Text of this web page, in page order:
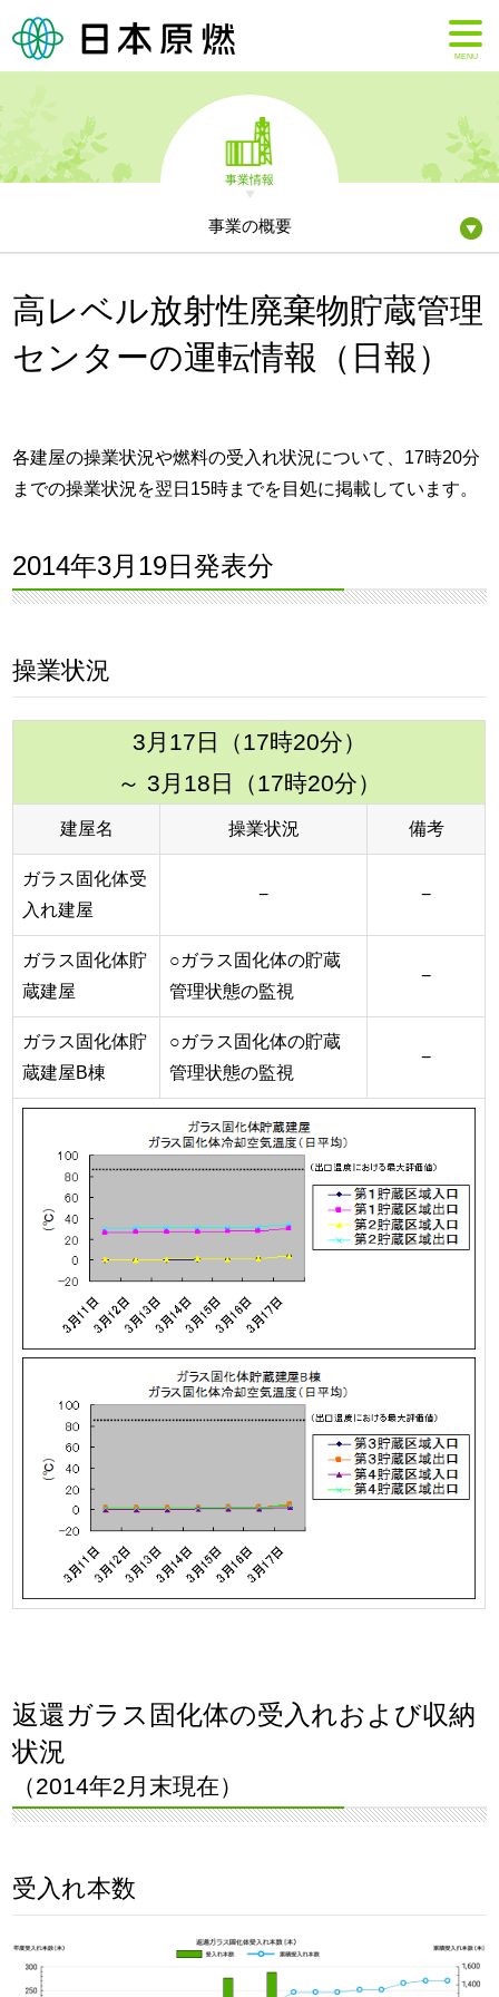
MENU
事業情報
事業の概要
高レベル放射性廃棄物貯蔵管理
センターの運転情報（日報）
各建屋の操業状況や燃料の受入れ状況について、17時20分
までの操業状況を翌日15時までを目処に掲載しています。
2014年3月19日発表分
操業状況
3月17日（17時20分）
～ 3月18日（17時20分）
建屋名 操業状況 備考
ガラス固化体受
入れ建屋
− −
ガラス固化体貯
蔵建屋
○ガラス固化体の貯蔵
管理状態の監視
−
ガラス固化体貯
蔵建屋B棟
○ガラス固化体の貯蔵
管理状態の監視
−
返還ガラス固化体の受入れおよび収納
状況
（2014年2月末現在）
受入れ本数